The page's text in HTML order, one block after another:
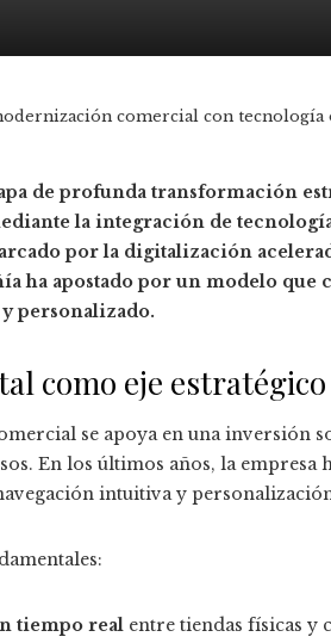
comercial con tecnología
de profunda transformación
la integración de
por la digitalización
ha apostado por un modelo
personalizado.
como eje estratégico
se apoya en una inversión
En los últimos años, la
intuitiva y
tiempo real entre tiendas físicas y